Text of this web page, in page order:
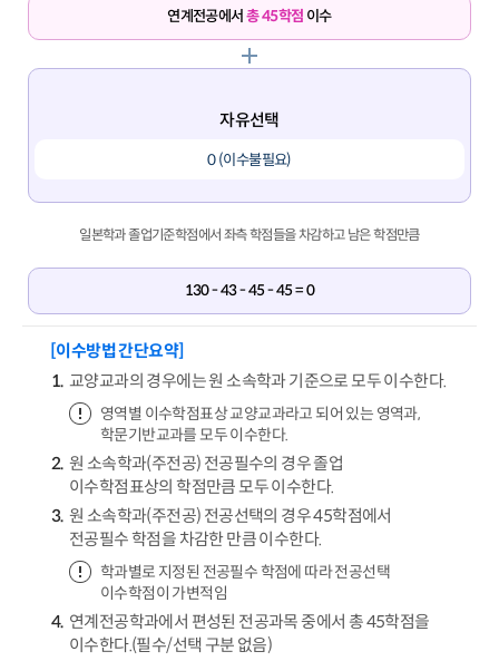
연계전공에서총 45학점 이수
자유선택
0 (이수불필요)
일본학과 졸업기준학점에서 좌측 학점들을 차감하고 남은 학점만큼
130 - 43 - 45 - 45 = 0
[이수방법 간단요약]
교양교과의 경우에는 원 소속학과 기준으로 모두 이수한다.
영역별 이수학점표상 교양교과라고 되어 있는 영역과,
학문기반교과를 모두 이수한다.
원 소속학과(주전공) 전공필수의 경우 졸업
이수학점표상의 학점만큼 모두 이수한다.
원 소속학과(주전공) 전공선택의 경우 45학점에서
전공필수 학점을 차감한 만큼 이수한다.
학과별로 지정된 전공필수 학점에 따라 전공선택
이수학점이 가변적임
연계전공학과에서 편성된 전공과목 중에서 총 45학점을
이수한다.(필수/선택 구분 없음)